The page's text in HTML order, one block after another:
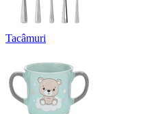
Tacâmuri